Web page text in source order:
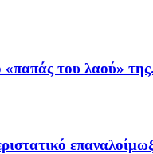
του λαού»